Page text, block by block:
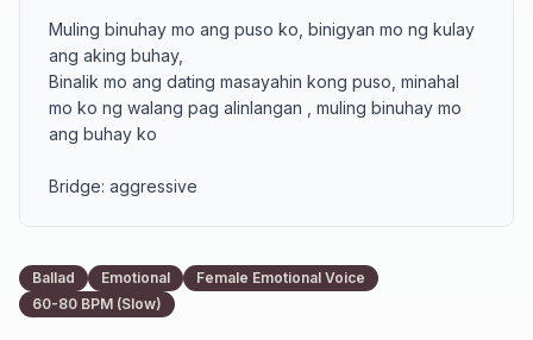
Muling binuhay mo ang puso ko, binigyan mo ng kulay
ang aking buhay,
Binalik mo ang dating masayahin kong puso, minahal
mo ko ng walang pag alinlangan , muling binuhay mo
ang buhay ko
Bridge: aggressive
itoy hindi magbabago pangako kong hindi kita iiwan
hanggang sa dulo
Ballad Emotional
Female Emotional Voice
60-80 BPM (Slow)